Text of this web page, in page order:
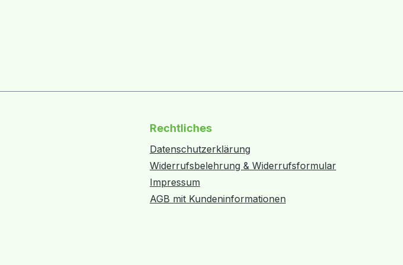
Rechtliches
Datenschutzerklärung
Widerrufsbelehrung & Widerrufsformular
Impressum
AGB mit Kundeninformationen